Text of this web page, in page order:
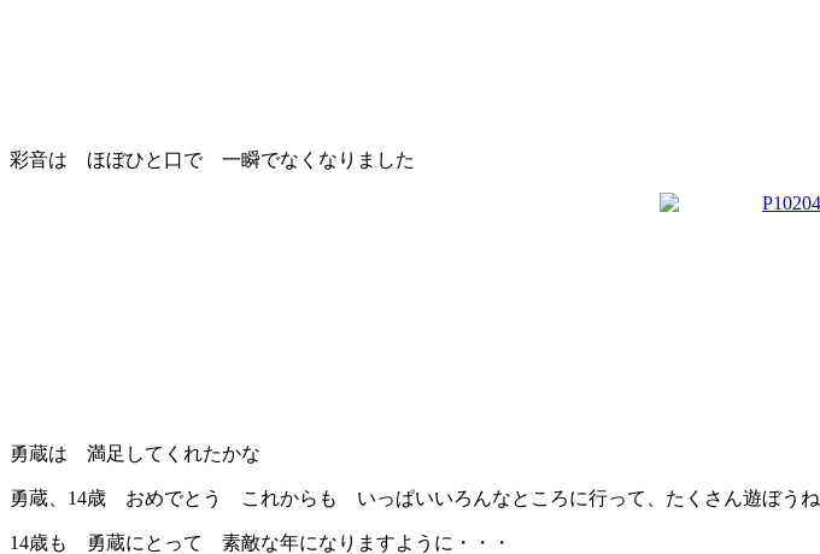
彩音は ほぼひと口で 一瞬でなくなりました
勇蔵は 満足してくれたかな
勇蔵、14歳 おめでとう これからも いっぱいいろんなところに行って、たくさん遊ぼうね
14歳も 勇蔵にとって 素敵な年になりますように・・・